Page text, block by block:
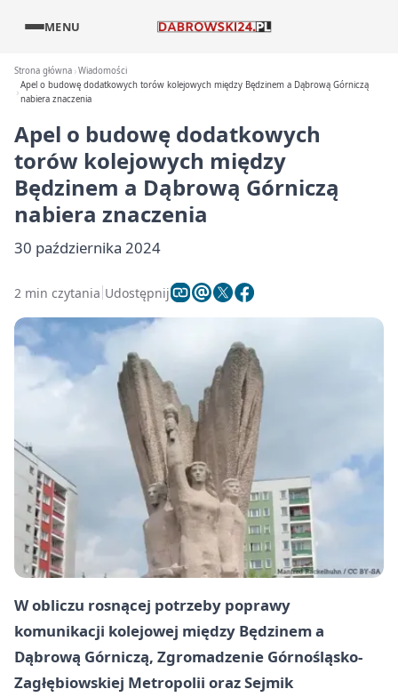
MENU
Strona główna Wiadomości
Apel o budowę dodatkowych torów kolejowych między Będzinem a Dąbrową Górniczą
nabiera znaczenia
Apel o budowę dodatkowych
torów kolejowych między
Będzinem a Dąbrową Górniczą
nabiera znaczenia
30 października 2024
2 min czytania Udostępnij
W obliczu rosnącej potrzeby poprawy
komunikacji kolejowej między Będzinem a
Dąbrową Górniczą, Zgromadzenie Górnośląsko-
Zagłębiowskiej Metropolii oraz Sejmik